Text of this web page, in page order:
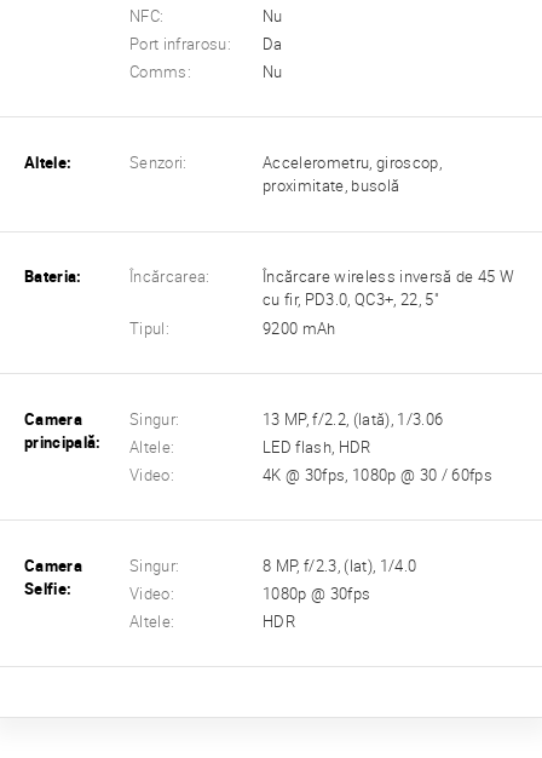
NFC:
Nu
Port infrarosu:
Da
Comms:
Nu
Altele: Senzori:
Accelerometru, giroscop,
proximitate, busolă
Bateria: Încărcarea:
Încărcare wireless inversă de 45 W
cu fir, PD3.0, QC3+, 22, 5"
Tipul:
9200 mAh
Camera
principală:
Singur:
13 MP, f/2.2, (lată), 1/3.06
Altele:
LED flash, HDR
Video:
4K @ 30fps, 1080p @ 30 / 60fps
Camera
Selfie:
Singur:
8 MP, f/2.3, (lat), 1/4.0
Video:
1080p @ 30fps
Altele:
HDR